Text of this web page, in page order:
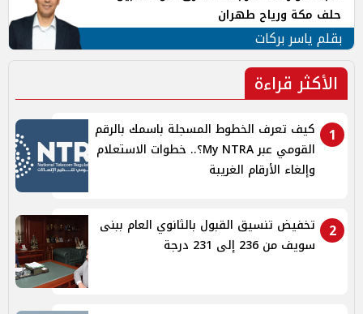
حلف مكة ورياح طهران
بقلم ياسر بركات
الأكثر قراءة
1
كيف تعرف الخطوط المسجلة باسمك بالرقم
القومي عبر My NTRA؟.. خطوات الاستعلام
وإلغاء الأرقام الغريبة
2
تخفيض تنسيق القبول بالثانوي العام ببنى
سويف من 236 إلى 231 درجة